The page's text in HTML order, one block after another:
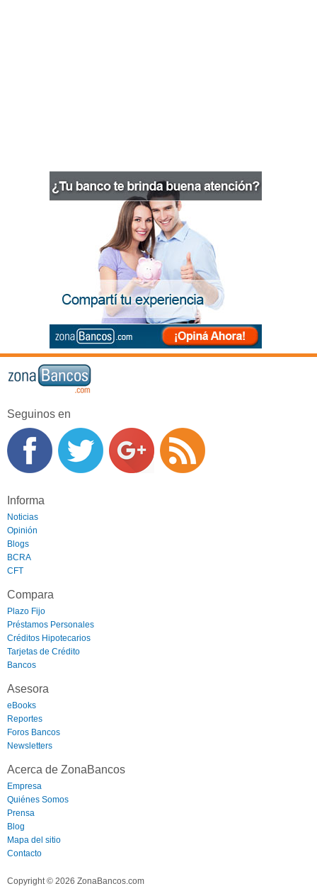
Seguinos en
Informa
Noticias
Opinión
Blogs
BCRA
CFT
Compara
Plazo Fijo
Préstamos Personales
Créditos Hipotecarios
Tarjetas de Crédito
Bancos
Asesora
eBooks
Reportes
Foros Bancos
Newsletters
Acerca de ZonaBancos
Empresa
Quiénes Somos
Prensa
Blog
Mapa del sitio
Contacto
Copyright © 2026 ZonaBancos.com